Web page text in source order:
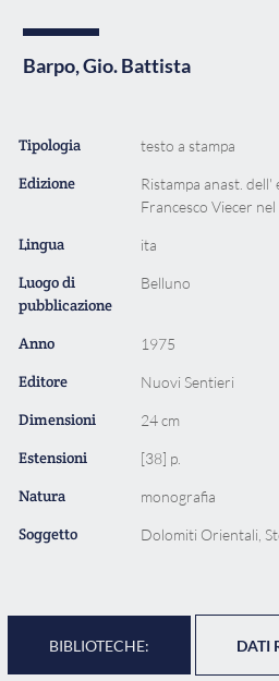
Barpo, Gio. Battista
Tipologia testo a stampa
Edizione
Ristampa anast.
Francesco Viecer
Lingua ita
Luogo di
pubblicazione
Belluno
Anno 1975
Editore Nuovi Sentieri
Dimensioni 24 cm
Estensioni [38] p.
Natura monografia
Soggetto Dolomiti Orientali,
BIBLIOTECHE: DATI